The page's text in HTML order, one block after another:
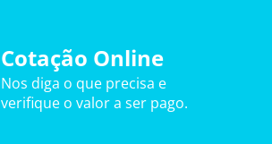
Cotação Online
Nos diga o que precisa e
verifique o valor a ser pago.